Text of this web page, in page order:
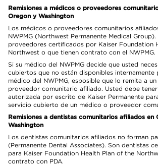
Remisiones a médicos o proveedores
Oregon y Washington
Los médicos o proveedores comunitarios
NWPMG (Northwest Permanente Medical
proveedores certificados por Kaiser Foundation
Northwest o que tienen contrato con el NWPMG.
Si su médico del NWPMG decide que usted
cubiertos que no están disponibles internamente
médico del NWPMG, esposible que lo remita a
proveedor comunitario afiliado. Usted debe
autorizada por escrito de Kaiser Permanente
servicio cubierto de un médico o proveedor
Remisiones a dentistas comunitarios afiliados en
Washington
Los dentistas comunitarios afiliados no forman
(Permanente Dental Associates). Son dentistas
para Kaiser Foundation Health Plan of the
contrato con PDA.